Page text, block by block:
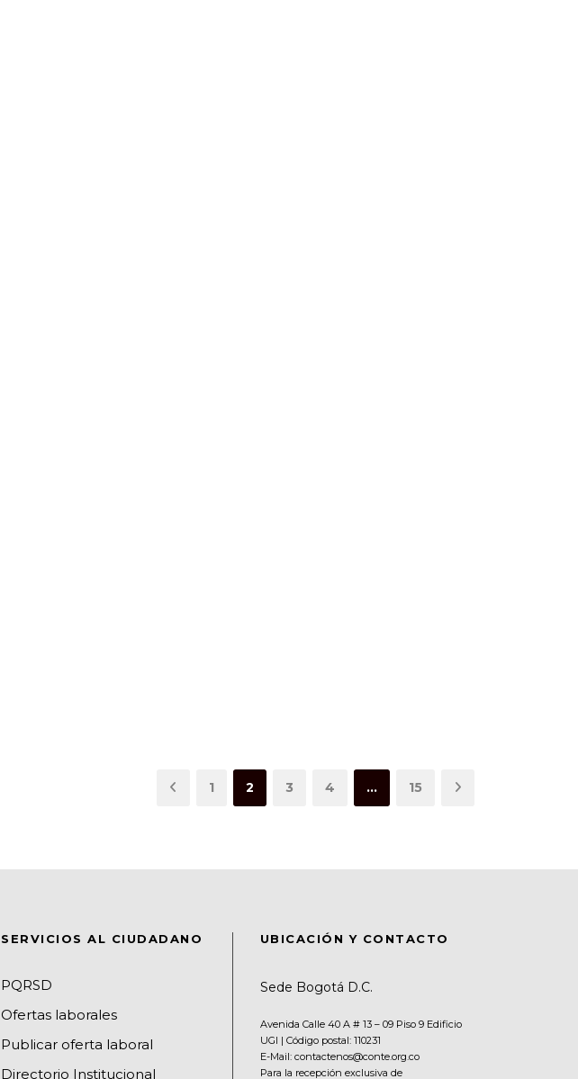
1 2 3 4 … 15
SERVICIOS AL CIUDADANO
PQRSD
Ofertas laborales
Publicar oferta laboral
Directorio Institucional
UBICACIÓN Y CONTACTO
Sede Bogotá D.C.
Avenida Calle 40 A # 13 – 09 Piso 9 Edificio
UGI | Código postal: 110231
E-Mail: contactenos@conte.org.co
Para la recepción exclusiva de